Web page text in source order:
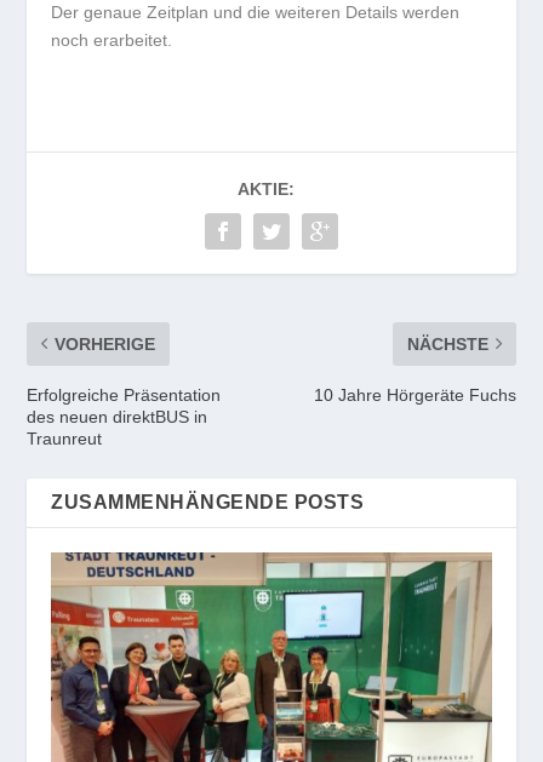
Der genaue Zeitplan und die weiteren Details werden
noch erarbeitet.
AKTIE:
VORHERIGE
Erfolgreiche Präsentation
des neuen direktBUS in
Traunreut
NÄCHSTE
10 Jahre Hörgeräte Fuchs
ZUSAMMENHÄNGENDE POSTS